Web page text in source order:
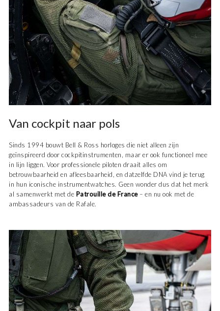
Van cockpit naar pols
Sinds 1994 bouwt Bell & Ross horloges die niet alleen zijn
geïnspireerd door cockpitinstrumenten, maar er ook functioneel mee
in lijn liggen. Voor professionele piloten draait alles om
betrouwbaarheid en afleesbaarheid, en datzelfde DNA vind je terug
in hun iconische instrumentwatches. Geen wonder dus dat het merk
al samenwerkt met de Patrouille de France– en nu ook met de
ambassadeurs van de Rafale.